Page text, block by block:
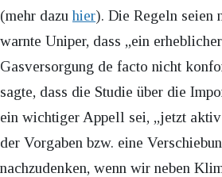
(mehr dazuhier). Die Regeln seien
warnte Uniper, dass „ein
Gasversorgung de facto nicht
sagte, dass die Studie über die
ein wichtiger Appell sei, „jetzt
der Vorgaben bzw. eine
nachzudenken, wenn wir neben